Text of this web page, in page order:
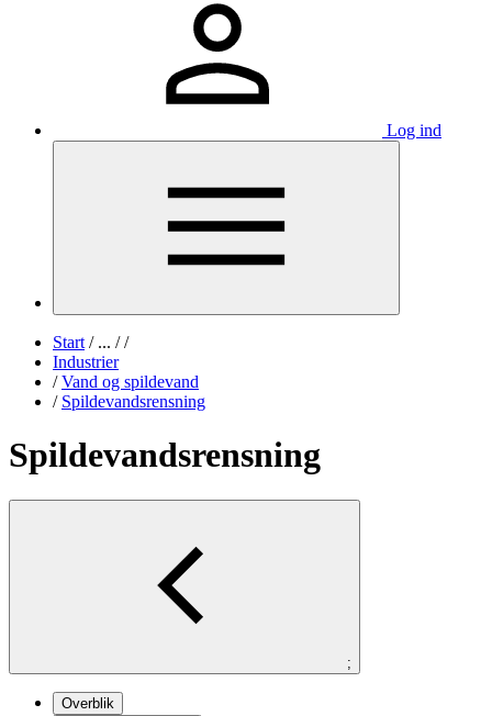
Log ind
Start /... / /
Industrier
/ Vand og spildevand
/ Spildevandsrensning
Spildevandsrensning
;
Overblik